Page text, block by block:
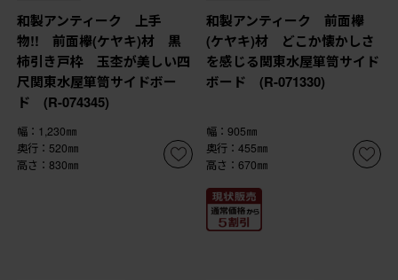
和製アンティーク 上手
物!! 前面欅(ケヤキ)材 黒
柿引き戸枠 玉杢が美しい四
尺関東水屋箪笥サイドボー
ド (R-074345)
幅：1,230㎜
奥行：520㎜
高さ：830㎜
和製アンティーク 前面欅
(ケヤキ)材 どこか懐かしさ
を感じる関東水屋箪笥サイド
ボード (R-071330)
幅：905㎜
奥行：455㎜
高さ：670㎜